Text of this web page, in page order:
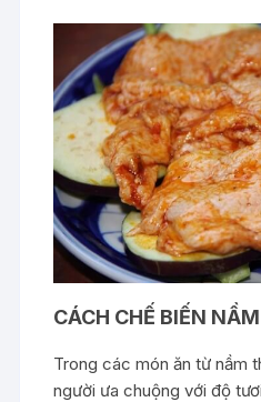
CÁCH CHẾ BIẾN
Trong các món ăn từ nầm
người ưa chuộng với độ